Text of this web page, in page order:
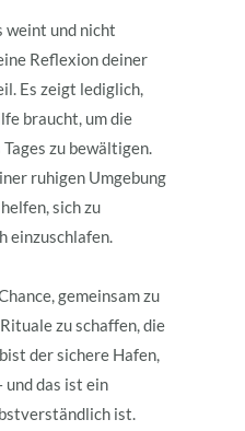
weint und nicht
Reflexion deiner
Es zeigt lediglich,
braucht, um die
zu bewältigen.
ruhigen Umgebung
sich zu
einzuschlafen.
gemeinsam zu
zu schaffen, die
der sichere Hafen,
und das ist ein
ist.